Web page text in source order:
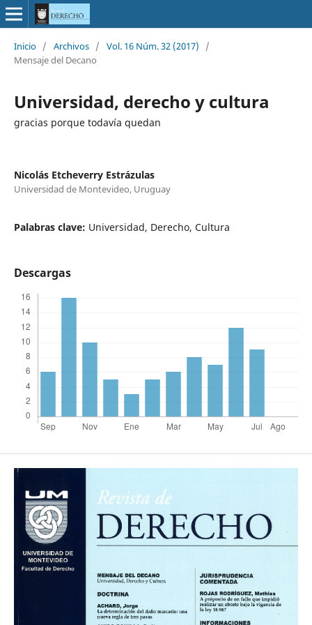
Inicio / Archivos / Vol. 16 Núm. 32 (2017)
/
Mensaje del Decano
Universidad, derecho y cultura
gracias porque todavía quedan
Nicolás Etcheverry Estrázulas
Universidad de Montevideo, Uruguay
Palabras clave: Universidad, Derecho, Cultura
Descargas